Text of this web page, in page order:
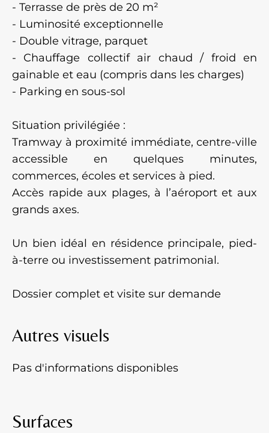
- Terrasse de près de 20 m²
- Luminosité exceptionnelle
- Double vitrage, parquet
- Chauffage collectif air chaud / froid en
gainable et eau (compris dans les charges)
- Parking en sous-sol
Situation privilégiée :
Tramway à proximité immédiate, centre-ville
accessible en quelques minutes,
commerces, écoles et services à pied.
Accès rapide aux plages, à l’aéroport et aux
grands axes.
Un bien idéal en résidence principale, pied-
à-terre ou investissement patrimonial.
Dossier complet et visite sur demande
Autres visuels
Pas d'informations disponibles
Surfaces